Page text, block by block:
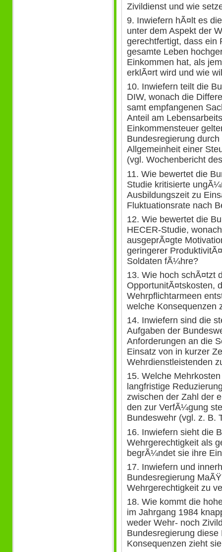
Zivildienst und wie
9. Inwiefern hÃ¤lt es
unter dem Aspekt der
gerechtfertigt, dass ein
gesamte Leben
Einkommen hat, als
erklÃ¤rt wird und wie
10. Inwiefern teilt die
DIW, wonach die
samt empfangenen
Anteil am
Einkommensteuer
Bundesregierung
Allgemeinheit einer
(vgl. Wochenbericht
11. Wie bewertet die
Studie kritisierte
Ausbildungszeit zu
Fluktuationsrate nach
12. Wie bewertet die
HECER-Studie,
ausgeprÃ¤gte
geringerer
Soldaten fÃ¼hre?
13. Wie hoch schÃ¤tzt
OpportunitÃ¤tskosten,
Wehrpflichtarmeen
welche Konsequenzen
14. Inwiefern sind die
Aufgaben der
Anforderungen an die
Einsatz von in kurzer
Wehrdienstleistenden
15. Welche
langfristige
zwischen der Zahl der
den zur VerfÃ¼gung
Bundeswehr (vgl. z. B.
16. Inwiefern sieht die
Wehrgerechtigkeit als
begrÃ¼ndet sie ihre
17. Inwiefern und
Bundesregierung
Wehrgerechtigkeit zu
18. Wie kommt die
im Jahrgang 1984
weder Wehr- noch
Bundesregierung
Konsequenzen zieht